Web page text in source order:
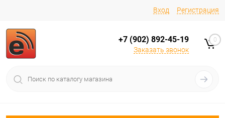
Вход Регистрация
+7 (902) 892-45-19
Заказать звонок
0